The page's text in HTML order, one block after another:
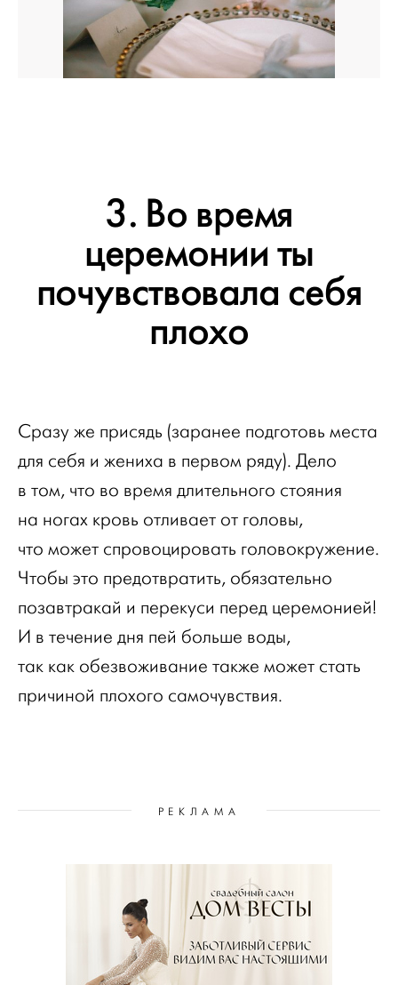
3. Во время
церемонии ты
почувствовала себя
плохо
Сразу же присядь (заранее подготовь места
для себя и жениха в первом ряду). Дело
в том, что во время длительного стояния
на ногах кровь отливает от головы,
что может спровоцировать головокружение.
Чтобы это предотвратить, обязательно
позавтракай и перекуси перед церемонией!
И в течение дня пей больше воды,
так как обезвоживание также может стать
причиной плохого самочувствия.
РЕКЛАМА